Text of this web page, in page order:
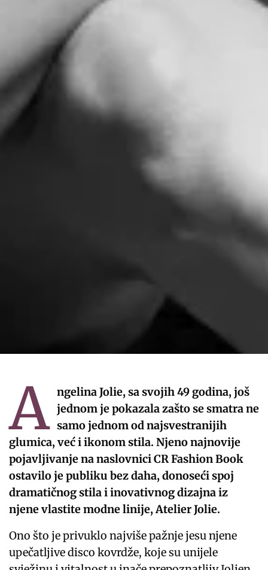
A ngelina Jolie, sa svojih 49 godina, još
jednom je pokazala zašto se smatra ne
samo jednom od najsvestranijih
glumica, već i ikonom stila. Njeno najnovije
pojavljivanje na naslovnici CR Fashion Book
ostavilo je publiku bez daha, donoseći spoj
dramatičnog stila i inovativnog dizajna iz
njene vlastite modne linije, Atelier Jolie.
Ono što je privuklo najviše pažnje jesu njene
upečatljive disco kovrdže, koje su unijele